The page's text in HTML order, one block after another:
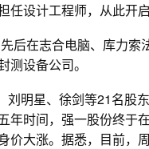
任设计工程师，从此开
后在志合电脑、库力
测设备公司。
刘明星、徐剑等21名股
年时间，强一股份终于
价大涨。据悉，目前，